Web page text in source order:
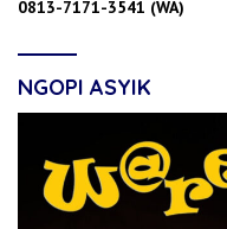
0813-7171-3541 (WA)
NGOPI ASYIK